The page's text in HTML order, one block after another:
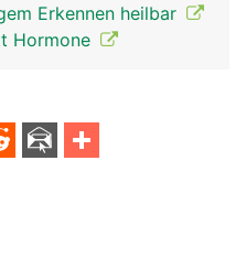
Erkennen heilbar
Hormone